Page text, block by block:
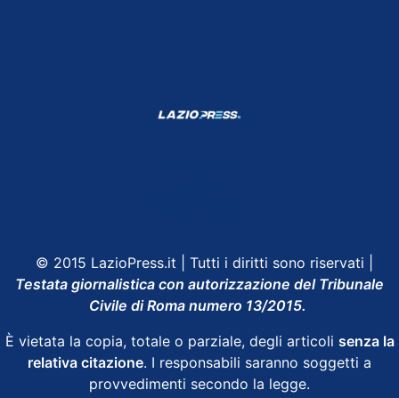
© 2015 LazioPress.it | Tutti i diritti sono riservati |
Testata giornalistica con autorizzazione del Tribunale
Civile di Roma numero 13/2015.
È vietata la copia, totale o parziale, degli articoli senza la
relativa citazione. I responsabili saranno soggetti a
provvedimenti secondo la legge.